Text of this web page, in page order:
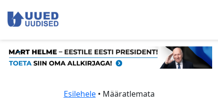
Esilehele• Määratlemata